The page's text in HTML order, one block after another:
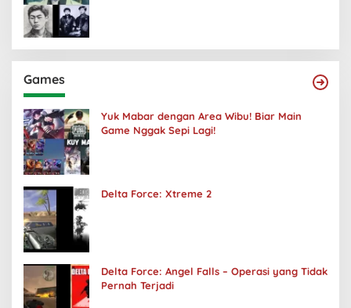
Games
Yuk Mabar dengan Area Wibu! Biar Main
Game Nggak Sepi Lagi!
Delta Force: Xtreme 2
Delta Force: Angel Falls – Operasi yang Tidak
Pernah Terjadi